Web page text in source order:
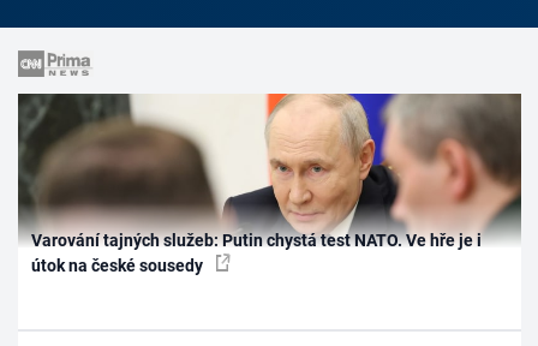
Varování tajných služeb: Putin chystá test NATO. Ve hře je i
útok na české sousedy